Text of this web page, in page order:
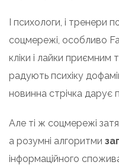
І психологи, і тренери
соцмережі, особливо
кліки і лайки приємним
радують психіку
новинна стрічка дарує
Але ті ж соцмережі
а розумні алгоритми
інформаційного